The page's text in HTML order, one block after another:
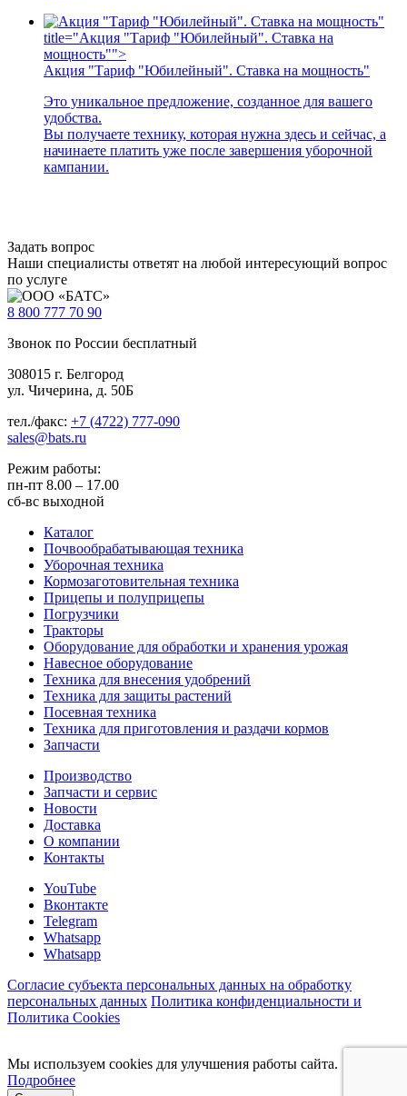
title="Акция "Тариф "Юбилейный". Ставка на
мощность"">
Акция "Тариф "Юбилейный". Ставка на мощность"
Это уникальное предложение, созданное для вашего
удобства.
Вы получаете технику, которая нужна здесь и сейчас, а
начинаете платить уже после завершения уборочной
кампании.
Задать вопрос
Наши специалисты ответят на любой интересующий вопрос
по услуге
8 800 777 70 90
Звонок по России бесплатный
308015 г. Белгород
ул. Чичерина, д. 50Б
тел./факс: +7 (4722) 777-090
sales@bats.ru
Режим работы:
пн-пт 8.00 – 17.00
сб-вс выходной
Каталог
Почвообрабатывающая техника
Уборочная техника
Кормозаготовительная техника
Прицепы и полуприцепы
Погрузчики
Тракторы
Оборудование для обработки и хранения урожая
Навесное оборудование
Техника для внесения удобрений
Техника для защиты растений
Посевная техника
Техника для приготовления и раздачи кормов
Запчасти
Производство
Запчасти и сервис
Новости
Доставка
О компании
Контакты
YouTube
Вконтакте
Telegram
Whatsapp
Whatsapp
Согласие субъекта персональных данных на обработку
персональных данных Политика конфиденциальности и
Политика Cookies
Мы используем cookies для улучшения работы сайта.
Подробнее